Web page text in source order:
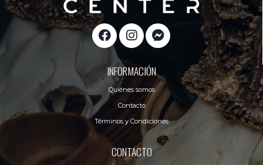
INFORMACIÓN
Quiénes somos
Contacto
Términos y Condiciones
CONTACTO